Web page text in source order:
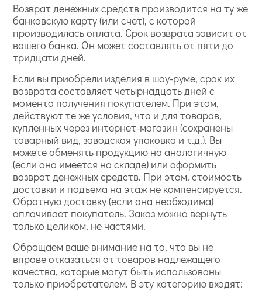
Возврат денежных средств производится на ту же
банковскую карту (или счет), с которой
производилась оплата. Срок возврата зависит от
вашего банка. Он может составлять от пяти до
тридцати дней.
Если вы приобрели изделия в шоу-руме, срок их
возврата составляет четырнадцать дней с
момента получения покупателем. При этом,
действуют те же условия, что и для товаров,
купленных через интернет-магазин (сохранены
товарный вид, заводская упаковка и т.д.). Вы
можете обменять продукцию на аналогичную
(если она имеется на складе) или оформить
возврат денежных средств. При этом, стоимость
доставки и подъема на этаж не компенсируется.
Обратную доставку (если она необходима)
оплачивает покупатель. Заказ можно вернуть
только целиком, не частями.
Обращаем ваше внимание на то, что вы не
вправе отказаться от товаров надлежащего
качества, которые могут быть использованы
только приобретателем. В эту категорию входят: